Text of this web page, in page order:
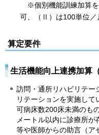
※個別機能訓練加算を
可、（Ⅱ）は100単位／
算定要件
生活機能向上連携加算
訪問・通所リハビリテー
リテーションを実施し
可病床数200床未満のも
メートル以内に診療所
等や医師からの助言（ア